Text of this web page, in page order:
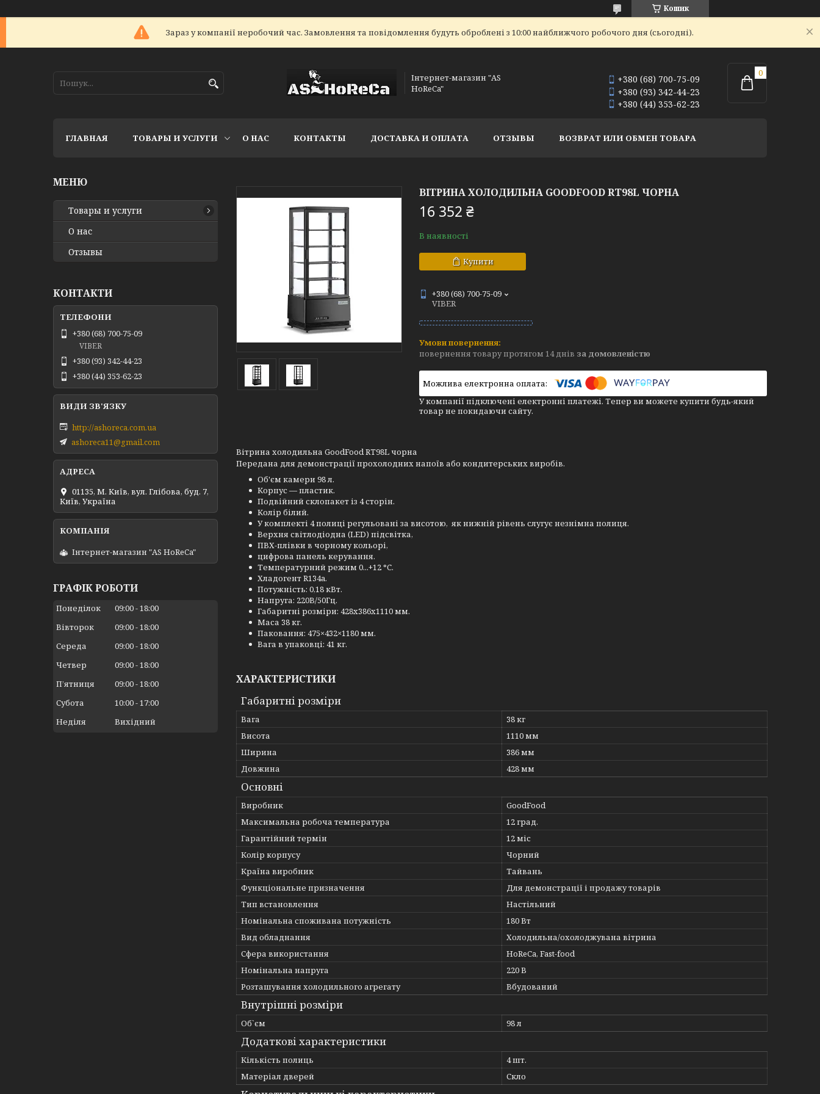
Кошик
Зараз у компанії неробочий час. Замовлення та повідомлення будуть оброблені з 10:00 найближчого робочого дня (сьогодні).
Інтернет-магазин "AS
HoReCa"
+380 (68) 700-75-09
+380 (93) 342-44-23
+380 (44) 353-62-23
ГЛАВНАЯ ТОВАРЫ И УСЛУГИ О НАС КОНТАКТЫ ДОСТАВКА И ОПЛАТА ОТЗЫВЫ ВОЗВРАТ ИЛИ ОБМЕН ТОВАРА
ВІТРИНА ХОЛОДИЛЬНА GOODFOOD RT98L ЧОРНА
16 352 ₴
В наявності
Купити
+380 (68) 700-75-09
VIBER
повернення товару протягом 14 днів за домовленістю
У компанії підключені електронні платежі. Тепер ви можете купити будь-який
товар не покидаючи сайту.
Вітрина холодильна GoodFood RT98L чорна
Передана для демонстрації прохолодних напоїв або кондитерських виробів.
Об'єм камери 98 л.
Корпус — пластик.
Подвійний склопакет із 4 сторін.
Колір білий.
У комплекті 4 полиці регульовані за висотою, як нижній рівень слугує незнімна полиця.
Верхня світлодіодна (LED) підсвітка,
ПВХ-плівки в чорному кольорі,
цифрова панель керування.
Температурний режим 0...+12 °C.
Хладогент R134a.
Потужність: 0,18 кВт.
Напруга: 220В/50Гц.
Габаритні розміри: 428x386x1110 мм.
Маса 38 кг.
Паковання: 475×432×1180 мм.
Вага в упаковці: 41 кг.
ХАРАКТЕРИСТИКИ
Габаритні розміри
Вага
38 кг
Висота
1110 мм
Ширина
386 мм
Довжина
428 мм
Основні
Виробник
GoodFood
Максимальна робоча температура
12 град.
Гарантійний термін
12 міс
Колір корпусу
Чорний
Країна виробник
Тайвань
Функціональне призначення
Для демонстрації і продажу товарів
Тип встановлення
Настільний
Номінальна споживана потужність
180 Вт
Вид обладнання
Холодильна/охолоджувана вітрина
Сфера використання
HoReCa, Fast-food
Номінальна напруга
220 В
Розташування холодильного агрегату
Вбудований
Внутрішні розміри
Об`єм 98 л
Додаткові характеристики
Кількість полиць
4 шт.
Матеріал дверей
Скло
Товары и услуги
О нас
Отзывы
КОНТАКТИ
+380 (68) 700-75-09
VIBER
+380 (93) 342-44-23
+380 (44) 353-62-23
http://ashoreca.com.ua
ashoreca11@gmail.com
01135, М. Київ, вул. Глібова, буд. 7,
Київ, Україна
Інтернет-магазин "AS HoReCa"
ГРАФІК РОБОТИ
Понеділок 09:00 18:00
Вівторок
09:00 18:00
Середа
09:00 18:00
Четвер
09:00 18:00
Пʼятниця
09:00 18:00
Субота
10:00 17:00
Неділя
Вихідний